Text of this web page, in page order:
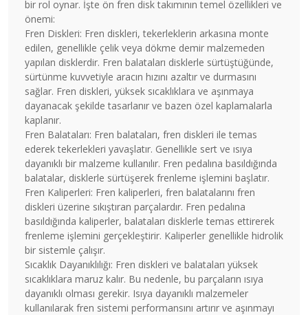
bir rol oynar. İşte ön fren disk takımının temel özellikleri ve
önemi:
Fren Diskleri: Fren diskleri, tekerleklerin arkasına monte
edilen, genellikle çelik veya dökme demir malzemeden
yapılan disklerdir. Fren balataları disklerle sürtüştüğünde,
sürtünme kuvvetiyle aracın hızını azaltır ve durmasını
sağlar. Fren diskleri, yüksek sıcaklıklara ve aşınmaya
dayanacak şekilde tasarlanır ve bazen özel kaplamalarla
kaplanır.
Fren Balataları: Fren balataları, fren diskleri ile temas
ederek tekerlekleri yavaşlatır. Genellikle sert ve ısıya
dayanıklı bir malzeme kullanılır. Fren pedalına basıldığında
balatalar, disklerle sürtüşerek frenleme işlemini başlatır.
Fren Kaliperleri: Fren kaliperleri, fren balatalarını fren
diskleri üzerine sıkıştıran parçalardır. Fren pedalına
basıldığında kaliperler, balataları disklerle temas ettirerek
frenleme işlemini gerçekleştirir. Kaliperler genellikle hidrolik
bir sistemle çalışır.
Sıcaklık Dayanıklılığı: Fren diskleri ve balataları yüksek
sıcaklıklara maruz kalır. Bu nedenle, bu parçaların ısıya
dayanıklı olması gerekir. Isıya dayanıklı malzemeler
kullanılarak fren sistemi performansını artırır ve aşınmayı